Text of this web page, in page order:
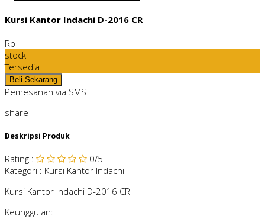
Kursi Kantor Indachi D-2016 CR
Rp
stock
Tersedia
Pemesanan via SMS
share
Deskripsi Produk
Rating : 0/5
Kategori : Kursi Kantor Indachi
Kursi Kantor Indachi D-2016 CR
Keunggulan: